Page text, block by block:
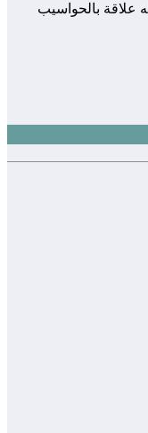
ما له علاقة بالحواسيب